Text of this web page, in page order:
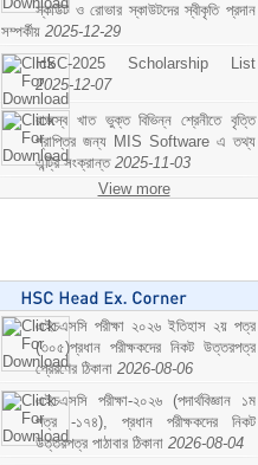
স্কাউট ও রোভার স্কাউটদের স্বীকৃতি প্রদান
সম্পর্কীয় 2025-12-29
HSC-2025 Scholarship List
2025-12-07
রাজস্ব খাত ভুক্ত বিভিন্ন শ্রেনীতে বৃত্তি
প্রাপ্তির জন্য MIS Software এ তথ্য
এন্ট্রি সংক্রান্ত 2025-11-03
View more
এইচএসসি পরীক্ষা ২০২৬ ইতিহাস ২য় পত্র
(৩০৫)প্রধান পরীক্ষকদের নিকট উত্তরপত্র
প্রেরণের ঠিকানা 2026-08-06
এইচএসসি পরীক্ষা-২০২৬ (পদার্থবিজ্ঞান ১ম
পত্র -১৭৪), প্রধান পরীক্ষকদের নিকট
উত্তরপত্র পাঠাবার ঠিকানা 2026-08-04